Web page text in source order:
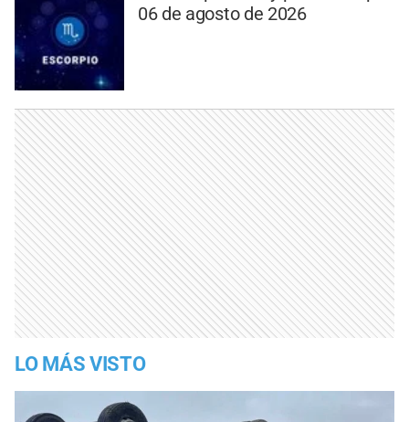
06 de agosto de 2026
LO MÁS VISTO